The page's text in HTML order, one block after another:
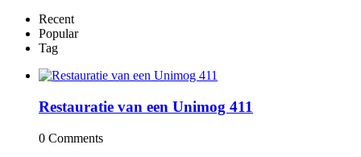
Recent
Popular
Tag
Restauratie van een Unimog 411
0 Comments